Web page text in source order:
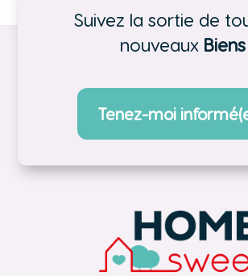
Suivez la sortie de
nouveaux Biens
Tenez-moi